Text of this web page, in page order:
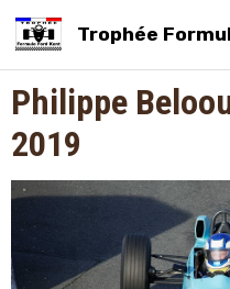
Trophée
Philippe
2019